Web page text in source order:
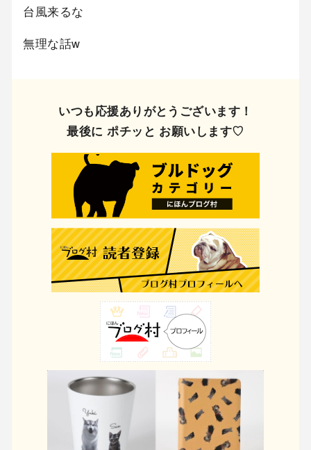
台風来るな
無理な話w
いつも応援ありがとうございます！
最後に ポチッと お願いします♡